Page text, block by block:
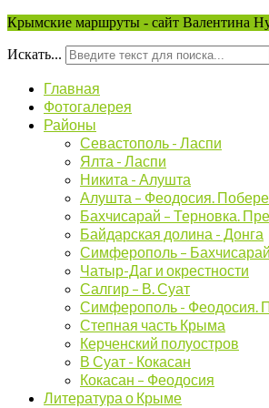
Крымские маршруты - сайт Валентина
Искать...
Главная
Фотогалерея
Районы
Севастополь - Ласпи
Ялта - Ласпи
Никита - Алушта
Алушта – Феодосия.
Бахчисарай – Терновка.
Байдарская долина - Донга
Симферополь –
Чатыр-Даг и окрестности
Салгир – В. Суат
Симферополь - Феодосия.
Степная часть Крыма
Керченский полуостров
В Суат - Кокасан
Кокасан – Феодосия
Литература о Крыме